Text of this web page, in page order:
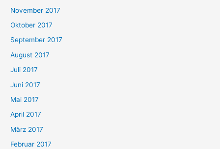
November 2017
Oktober 2017
September 2017
August 2017
Juli 2017
Juni 2017
Mai 2017
April 2017
März 2017
Februar 2017